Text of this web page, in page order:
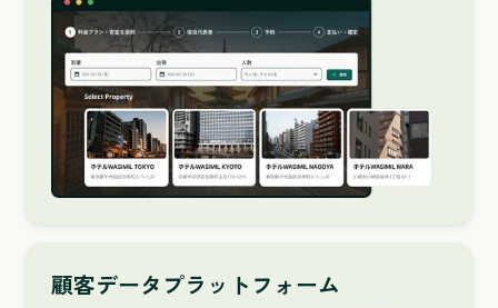
顧客データプラットフォーム